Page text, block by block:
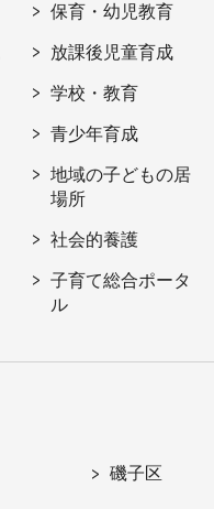
保育・幼児教育
放課後児童育成
学校・教育
青少年育成
地域の子どもの居
場所
社会的養護
子育て総合ポータ
ル
磯子区